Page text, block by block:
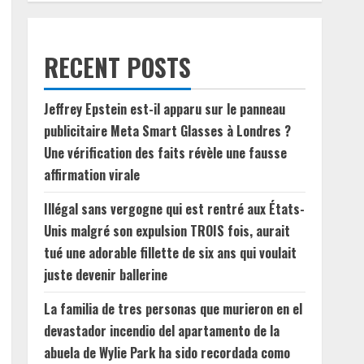
RECENT POSTS
Jeffrey Epstein est-il apparu sur le panneau
publicitaire Meta Smart Glasses à Londres ?
Une vérification des faits révèle une fausse
affirmation virale
Illégal sans vergogne qui est rentré aux États-
Unis malgré son expulsion TROIS fois, aurait
tué une adorable fillette de six ans qui voulait
juste devenir ballerine
La familia de tres personas que murieron en el
devastador incendio del apartamento de la
abuela de Wylie Park ha sido recordada como